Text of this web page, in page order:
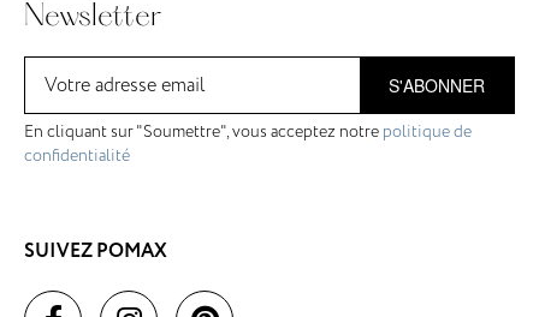
Newsletter
S'ABONNER
En cliquant sur "Soumettre", vous acceptez notre politique de
confidentialité
SUIVEZ POMAX